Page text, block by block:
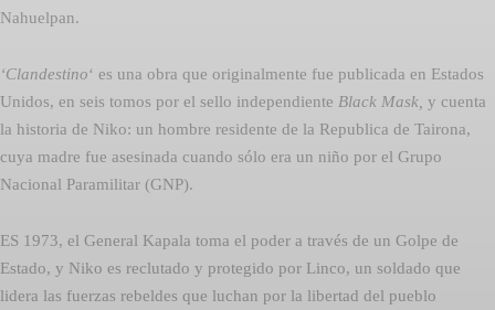
Nahuelpan.
‘Clandestino‘ es una obra que originalmente fue publicada en Estados
Unidos, en seis tomos por el sello independiente Black Mask, y cuenta
la historia de Niko: un hombre residente de la Republica de Tairona,
cuya madre fue asesinada cuando sólo era un niño por el Grupo
Nacional Paramilitar (GNP).
ES 1973, el General Kapala toma el poder a través de un Golpe de
Estado, y Niko es reclutado y protegido por Linco, un soldado que
lidera las fuerzas rebeldes que luchan por la libertad del pueblo